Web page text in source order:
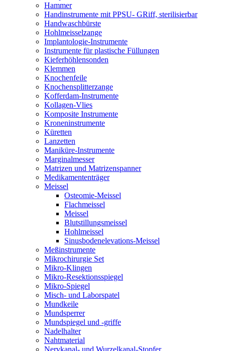
Hammer
Handinstrumente mit PPSU- GRiff, sterilisierbar
Handwaschbürste
Hohlmeisselzange
Implantologie-Instrumente
Instrumente für plastische Füllungen
Kieferhöhlensonden
Klemmen
Knochenfeile
Knochensplitterzange
Kofferdam-Instrumente
Kollagen-Vlies
Komposite Instrumente
Kroneninstrumente
Küretten
Lanzetten
Maniküre-Instrumente
Marginalmesser
Matrizen und Matrizenspanner
Medikamententräger
Meissel
Osteomie-Meissel
Flachmeissel
Meissel
Blutstillungsmeissel
Hohlmeissel
Sinusbodenelevations-Meissel
Meßinstrumente
Mikrochirurgie Set
Mikro-Klingen
Mikro-Resektionsspiegel
Mikro-Spiegel
Misch- und Laborspatel
Mundkeile
Mundsperrer
Mundspiegel und -griffe
Nadelhalter
Nahtmaterial
Nervkanal- und Wurzelkanal-Stopfer